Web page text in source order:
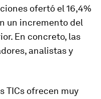
ofertó el 16,4%
un incremento del
En concreto, las
analistas y
TICs ofrecen muy